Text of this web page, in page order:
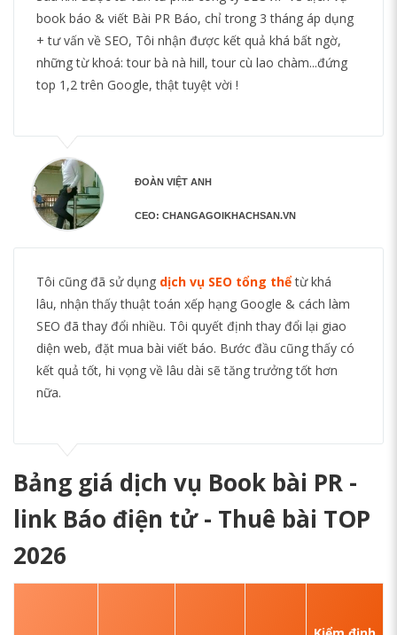
book báo & viết Bài PR Báo, chỉ trong 3 tháng áp dụng
+ tư vấn về SEO, Tôi nhận được kết quả khá bất ngờ,
những từ khoá: tour bà nà hill, tour cù lao chàm...đứng
top 1,2 trên Google, thật tuyệt vời !
ĐOÀN VIỆT ANH
CEO: CHANGAGOIKHACHSAN.VN
Tôi cũng đã sử dụng dịch vụ SEO tổng thểtừ khá
lâu, nhận thấy thuật toán xếp hạng Google & cách làm
SEO đã thay đổi nhiều. Tôi quyết định thay đổi lại giao
diện web, đặt mua bài viết báo. Bước đầu cũng thấy có
kết quả tốt, hi vọng về lâu dài sẽ tăng trưởng tốt hơn
nữa.
Bảng giá dịch vụ Book bài PR -
link Báo điện tử - Thuê bài TOP
2026